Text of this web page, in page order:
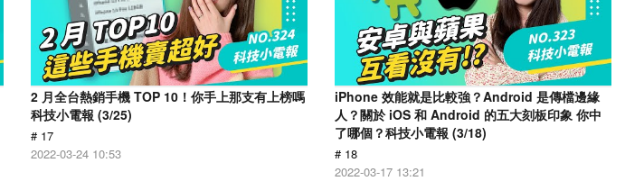
2 月全台熱銷手機 TOP 10！你手上那支有上榜嗎
科技小電報 (3/25)
# 17
2022-03-24 10:53
iPhone 效能就是比較強？Android 是傳檔邊緣
人？關於 iOS 和 Android 的五大刻板印象 你中
了哪個？科技小電報 (3/18)
# 18
2022-03-17 13:21